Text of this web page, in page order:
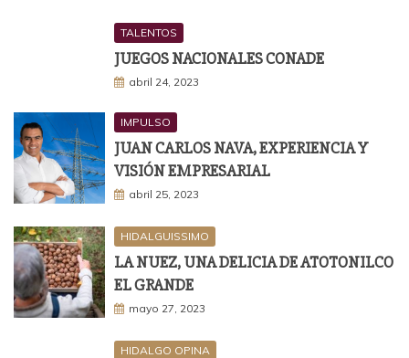
TALENTOS
JUEGOS NACIONALES CONADE
abril 24, 2023
IMPULSO
JUAN CARLOS NAVA, EXPERIENCIA Y
VISIÓN EMPRESARIAL
abril 25, 2023
HIDALGUISSIMO
LA NUEZ, UNA DELICIA DE ATOTONILCO
EL GRANDE
mayo 27, 2023
HIDALGO OPINA